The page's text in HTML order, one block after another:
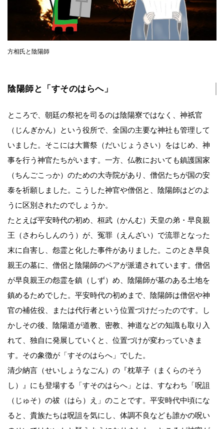
方相氏と陰陽師
陰陽師と「すそのはらへ」
ところで、朝廷の祭祀を司るのは陰陽寮ではなく、神祇官
（じんぎかん）という役所で、全国の主要な神社も管理して
いました。そこには大嘗祭（だいじょうさい）をはじめ、神
事を行う神官たちがいます。一方、仏教においても鎮護国家
（ちんごこっか）のための大寺院があり、僧侶たちが国の安
泰を祈願しました。こうした神官や僧侶と、陰陽師はどのよ
うに区別されたのでしょうか。
たとえば平安時代の初め、桓武（かんむ）天皇の弟・早良親
王（さわらしんのう）が、冤罪（えんざい）で流罪となった
末に自害し、怨霊と化した事件がありました。このとき早良
親王の墓に、僧侶と陰陽師のペアが派遣されています。僧侶
が早良親王の怨霊を鎮（しず）め、陰陽師が墓のある土地を
鎮めるためでした。平安時代の初めまで、陰陽師は僧侶や神
官の補佐役、または代行者という位置づけだったのです。し
かしその後、陰陽道が道教、密教、神道などの知識も取り入
れて、独自に発展していくと、位置づけが変わっていきま
す。その象徴が「すそのはらへ」でした。
清少納言（せいしょうなごん）の『枕草子（まくらのそう
し）』にも登場する「すそのはらへ」とは、すなわち「呪詛
（じゅそ）の祓（はら）え」のことです。平安時代中頃にな
ると、貴族たちは呪詛を気にし、体調不良なども誰かの呪い